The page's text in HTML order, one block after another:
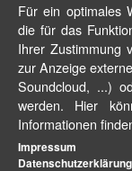
Für ein optimales
die für das
Ihrer Zustimmung
zur Anzeige
Soundcloud, ...)
werden. Hier
Informationen
Impressum
Datenschutzerklärung